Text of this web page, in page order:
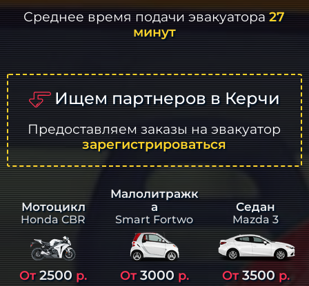
Среднее время подачи эвакуатора27
минут
Ищем партнеров в Керчи
Предоставляем заказы на эвакуатор
зарегистрироваться
Мотоцикл
Honda CBR
От2500р.
Малолитражк
а
Smart Fortwo
От3000р.
Седан
Mazda 3
От3500р.